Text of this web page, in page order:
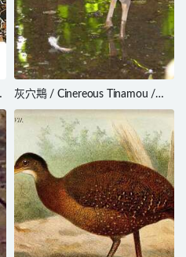
灰穴䳍 / Cinereous Tinamou /
Crypturellus cinereus